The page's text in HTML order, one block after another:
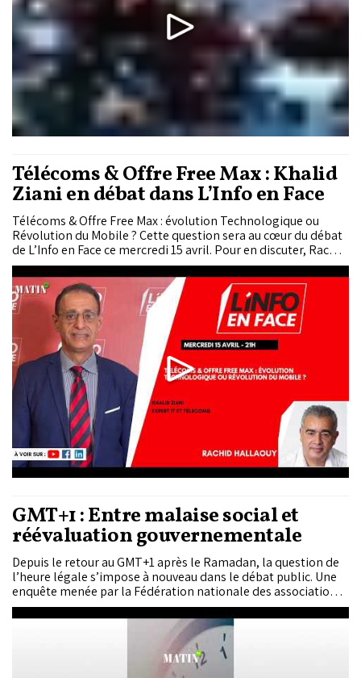
Télécoms & Offre Free Max : Khalid
Ziani en débat dans L’Info en Face
Télécoms & Offre Free Max : évolution Technologique ou
Révolution du Mobile ? Cette question sera au cœur du débat
de L’Info en Face ce mercredi 15 avril. Pour en discuter, Rachid
Hallaouy reçoit Khalid Ziani, expert IT et télécoms.
GMT+1 : Entre malaise social et
réévaluation gouvernementale
Depuis le retour au GMT+1 après le Ramadan, la question de
l’heure légale s’impose à nouveau dans le débat public. Une
enquête menée par la Fédération nationale des associations
de consommateurs (FNAC) auprès de près de 3.000 personnes
met en évidence un rejet massif du dispositif actuel. Face à
cette situation, le gouvernement a annoncé la réévaluation
de l’étude officielle, le maintien du GMT+1 ne permettant pas
de confirmer les économies d’électricité attendues.